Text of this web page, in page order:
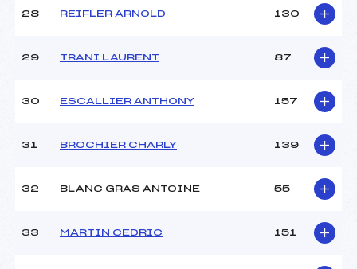
28 REIFLER ARNOLD 130
29 TRANI LAURENT 87
30 ESCALLIER ANTHONY 157
31 BROCHIER CHARLY 139
32 BLANC GRAS ANTOINE 55
33 MARTIN CEDRIC 151